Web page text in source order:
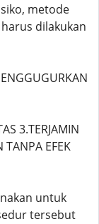
metode
dilakukan
3.TERJAMIN
TANPA EFEK
untuk
tersebut